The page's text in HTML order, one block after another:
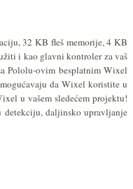
32 KB fleš memorije, 4 KB
i kao glavni kontroler za vaš
Pololu-ovim besplatnim Wixel
da Wixel koristite u
u vašem sledećem projektu!
detekciju, daljinsko upravljanje